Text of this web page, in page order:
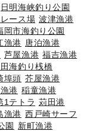
日明海峡釣り公園
ース場 波津漁港
岡市海釣り公園
漁港 唐泊漁港
芦屋漁港 福吉漁港
海釣り桟橋
埠頭 芥屋漁港
港 稲童漁港
1テトラ 苅田港
漁港 西戸崎サーフ
園 新町漁港